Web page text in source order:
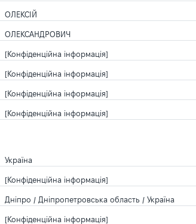
ОЛЕКСІЙ
ОЛЕКСАНДРОВИЧ
[Конфіденційна інформація]
[Конфіденційна інформація]
[Конфіденційна інформація]
[Конфіденційна інформація]
Україна
[Конфіденційна інформація]
Дніпро / Дніпропетровська область / Україна
[Конфіденційна інформація]